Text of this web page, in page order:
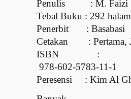
Penulis
: M. Faizi
Tebal Buku : 292
Penerbit
: Basabasi
Cetakan
:
ISBN
:
978-602-5783-11-1
Peresensi
: Kim Al